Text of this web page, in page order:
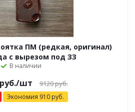
ПМ (редкая, оригинал)
с вырезом под ЗЗ
В наличии
/шт 9120 руб.
Экономия 910 руб.